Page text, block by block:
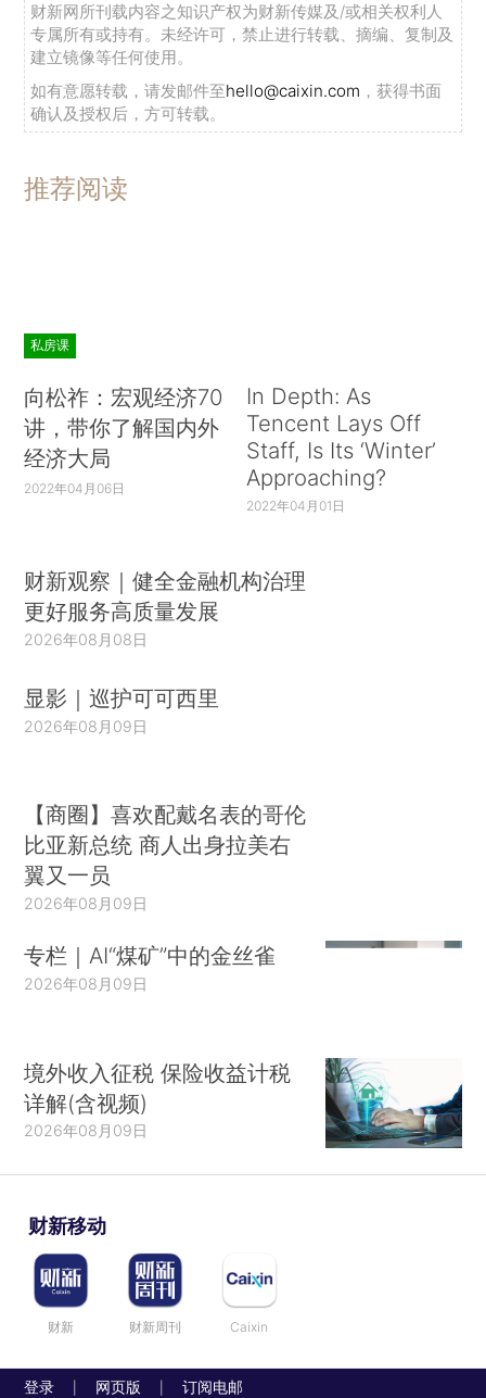
财新网所刊载内容之知识产权为财新传媒及/或相关权利人
专属所有或持有。未经许可，禁止进行转载、摘编、复制及
建立镜像等任何使用。
如有意愿转载，请发邮件至hello@caixin.com ，获得书面
确认及授权后，方可转载。
推荐阅读
私房课
向松祚：宏观经济70
讲，带你了解国内外
经济大局
2022年04月06日
In Depth: As
Tencent Lays Off
Staff, Is Its ‘Winter’
Approaching?
2022年04月01日
财新观察｜健全金融机构治理
更好服务高质量发展
2026年08月08日
显影｜巡护可可西里
2026年08月09日
【商圈】喜欢配戴名表的哥伦
比亚新总统 商人出身拉美右
翼又一员
2026年08月09日
专栏｜AI“煤矿”中的金丝雀
2026年08月09日
境外收入征税 保险收益计税
详解(含视频)
2026年08月09日
财新移动
财新 财新周刊 Caixin
登录 网页版 订阅电邮